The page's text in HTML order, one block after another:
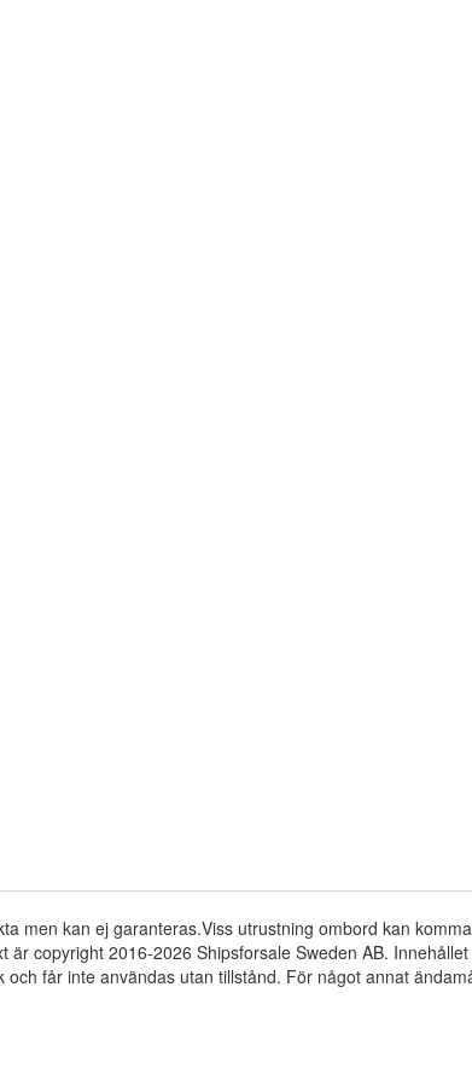
men kan ej garanteras.Viss utrustning ombord kan
är copyright 2016-2026 Shipsforsale Sweden AB.
får inte användas utan tillstånd. För något annat